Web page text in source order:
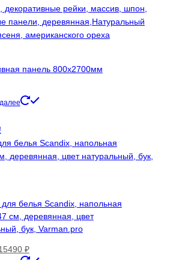
панель 800х2700мм
несколько
вариаций.
на
странице
товара.
белья Scandix, напольная
см, деревянная, цвет
бук, Varman.pro
₽Текущая